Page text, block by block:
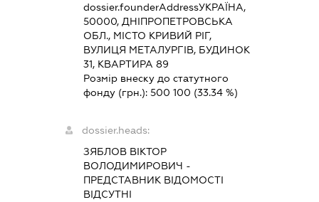
dossier.founderAddressУКРАЇНА,
50000, ДНІПРОПЕТРОВСЬКА
ОБЛ., МІСТО КРИВИЙ РІГ,
ВУЛИЦЯ МЕТАЛУРГІВ, БУДИНОК
31, КВАРТИРА 89
Розмір внеску до статутного
фонду (грн.): 500 100 (33.34 %)
dossier.heads:
ЗЯБЛОВ ВІКТОР
ВОЛОДИМИРОВИЧ -
ПРЕДСТАВНИК ВІДОМОСТІ
ВІДСУТНІ